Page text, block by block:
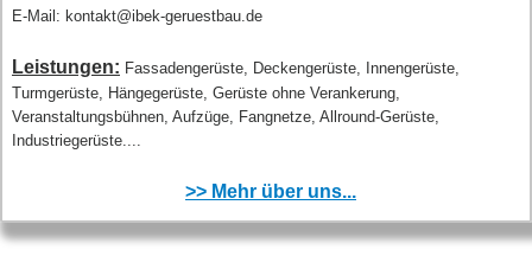
E-Mail: kontakt@ibek-geruestbau.de
Leistungen: Fassadengerüste, Deckengerüste, Innengerüste,
Turmgerüste, Hängegerüste, Gerüste ohne Verankerung,
Veranstaltungsbühnen, Aufzüge, Fangnetze, Allround-Gerüste,
Industriegerüste....
>> Mehr über uns...